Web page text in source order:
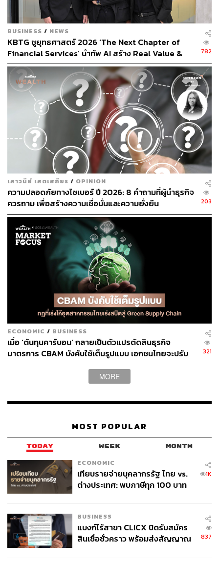
‘ควอนตัม’ ก้าวต่อไปของศูนย์ข้อมูลโลก
ในงานดังกล่าว ดร. จิรวัฒน์ กล่าวถึงทิศทางของเทคโนโลยีค
วอนตัมว่า
ควอนตัมคอมพิวติงจะเป็นเจเนอเรชันถัดไป
ของศูนย์ข้อมูล (Data Center) โลก หลังจาก
ยุคของ CPU และ GPU ถึงจุดอิ่มตัวแล้ว เรา
จำเป็นต้องสร้างแพลตฟอร์มการประมวลผล
รูปแบบใหม่ที่สามารถทำงานร่วมกันได้ระหว่าง
ควอนตัมชิปหรือ QPU และสถาปัตยกรรมเดิม
เพื่อแก้โจทย์ที่คอมพิวเตอร์ดิจิทัลทำไม่ได้
QTFT ซึ่งก่อตั้งโดยทีมนักวิทยาศาสตร์และวิศวกรไทยกว่า
20 คน มีเป้าหมายสร้าง ‘Quantum Whole Chain Intelligent
Network’ ระบบอัจฉริยะที่ใช้คณิตศาสตร์และควอนตัมช่วย
ประมวลผลการตัดสินใจขององค์กรทั้งห่วงโซ่ธุรกิจ โดยมี
พันธมิตรในไทยจากหลากหลายอุตสาหกกรมร่วมทดลองใช้
งานจริง
AIST ญี่ปุ่น: ฐานกลางเทคโนโลยีควอนตัมระดับโลก
ญี่ปุ่นได้ลงทุนมหาศาลเพื่อพัฒนา Global Research and
technology (G-QuAT) เป็นศูนย์กลางสำหรับวิจัยและทดสอ
บระบบควอนตัมครบวงจร ทั้งในด้านซูเปอร์คอมพิวเตอร์
GPU กว่า 2,000 หน่วย การทดสอบชิปที่อุณหภูมิต่ำ และ
ระบบควบคุมคิวบิตระดับอุตสาหกรรม
ทั่วโลก เพื่อสร้างยูสเคสและการใช้งานจริง เรามุ่งพัฒนา
เทคโนโลยีควอนตัมสู่การประยุกต์เชิงพาณิชย์ และสร้าง
บุคลากรรุ่นใหม่ด้านวิศวกรรมควอนตัม” — ศ.มาซุ กล่าว
BUSINESS / NEWS
KBTG ชูยุทธศาสตร์ 2026 ‘The Next Chapter of
Financial Services’ นำทัพ AI สร้าง Real Value &
Impact ให้ภาคธุรกิจ [Advertorial]
782
เสาวนีย์ เสตเสถียร / OPINION
ความปลอดภัยทางไซเบอร์ ปี 2026: 8 คำถามที่ผู้นำธุรกิจ
ควรถาม เพื่อสร้างความเชื่อมั่นและความยั่งยืน
203
ECONOMIC / BUSINESS
เมื่อ ‘ต้นทุนคาร์บอน’ กลายเป็นตัวแปรตัดสินธุรกิจ
มาตรการ CBAM บังคับใช้เต็มรูปแบบ เอกชนไทยจะปรับ
321
MORE
MOST POPULAR
TODAY WEEK MONTH
ECONOMIC
เทียบรายจ่ายบุคลากรรัฐ ไทย vs.
ต่างประเทศ: พบภาษีทุก 100 บาท
1K
BUSINESS
แบงก์ไร้สาขา CLICX ปิดรับสมัคร
สินเชื่อชั่วคราว พร้อมส่งสัญญาณ
837